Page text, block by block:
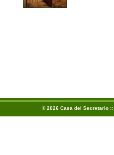
© 2026 Casa del Secretario ::